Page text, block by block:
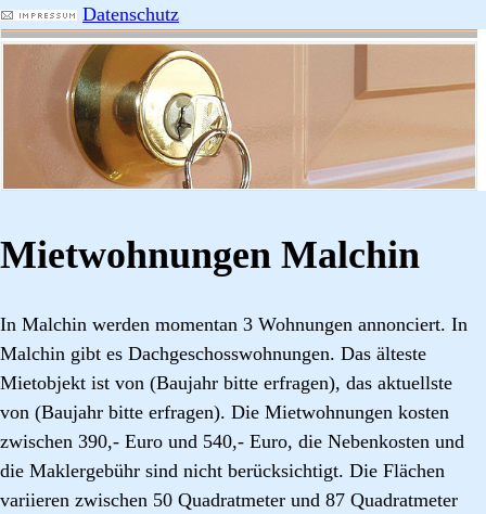
Datenschutz
Mietwohnungen Malchin
In Malchin werden momentan 3 Wohnungen annonciert. In
Malchin gibt es Dachgeschosswohnungen. Das älteste
Mietobjekt ist von (Baujahr bitte erfragen), das aktuellste
von (Baujahr bitte erfragen). Die Mietwohnungen kosten
zwischen 390,- Euro und 540,- Euro, die Nebenkosten und
die Maklergebühr sind nicht berücksichtigt. Die Flächen
variieren zwischen 50 Quadratmeter und 87 Quadratmeter